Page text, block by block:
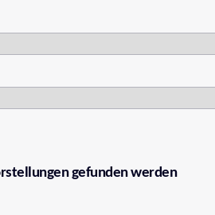
gefunden werden